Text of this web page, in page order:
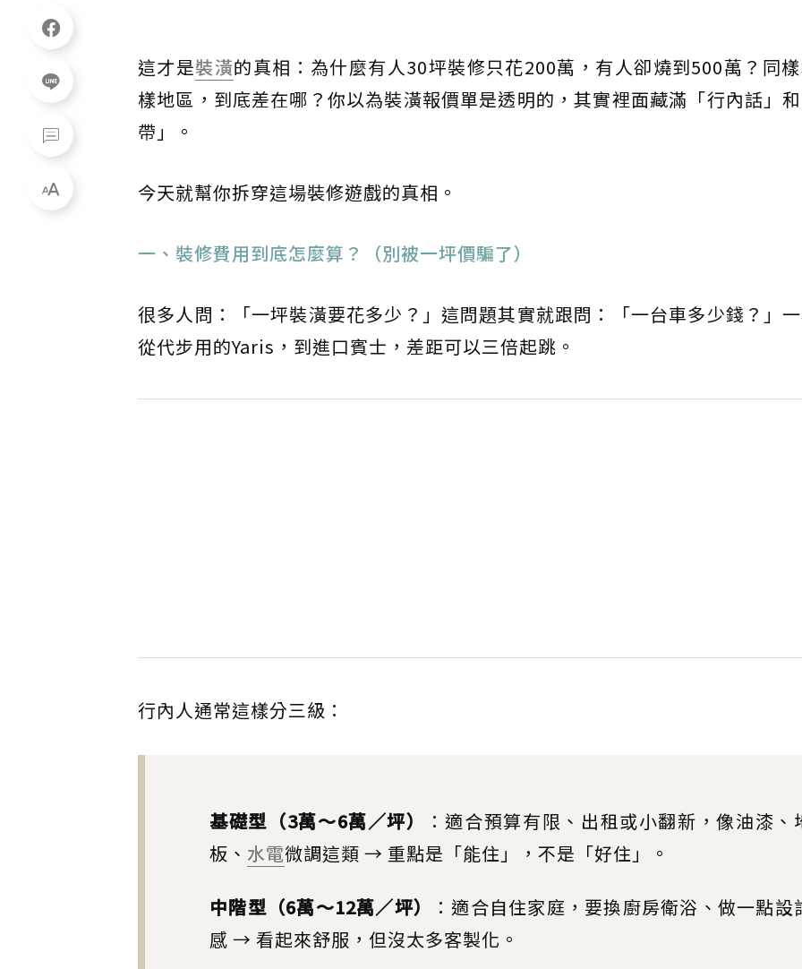
這才是裝潢的真相：為什麼有人30坪裝修只花200萬，有人卻燒到500萬？同
樣地區，到底差在哪？你以為裝潢報價單是透明的，其實裡面藏滿「行內話」
帶」。
今天就幫你拆穿這場裝修遊戲的真相。
一、裝修費用到底怎麼算？（別被一坪價騙了）
很多人問：「一坪裝潢要花多少？」這問題其實就跟問：「一台車多少錢？」一
從代步用的Yaris，到進口賓士，差距可以三倍起跳。
行內人通常這樣分三級：
基礎型（3萬～6萬／坪）
：適合預算有限、出租或小翻新，像油漆、
板、 水電微調這類 → 重點是「能住」，不是「好住」。
中階型（6萬～12萬／坪）
：適合自住家庭，要換廚房衛浴、做一點設
感 → 看起來舒服，但沒太多客製化。